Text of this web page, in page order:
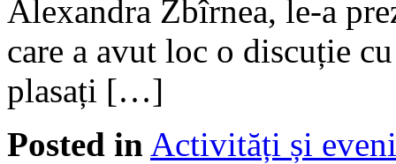
Alexandra Zbîrnea, le-a
care a avut loc o discuție
plasați […]
Posted in Activități și